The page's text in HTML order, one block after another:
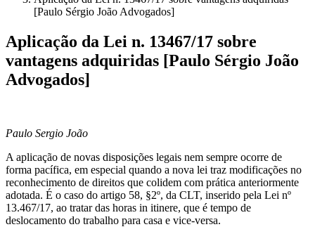
[Paulo Sérgio João Advogados]
Aplicação da Lei n. 13467/17 sobre
vantagens adquiridas [Paulo Sérgio João
Advogados]
Paulo Sergio João
A aplicação de novas disposições legais nem sempre ocorre de
forma pacífica, em especial quando a nova lei traz modificações no
reconhecimento de direitos que colidem com prática anteriormente
adotada. É o caso do artigo 58, §2º, da CLT, inserido pela Lei nº
13.467/17, ao tratar das horas in itinere, que é tempo de
deslocamento do trabalho para casa e vice-versa.